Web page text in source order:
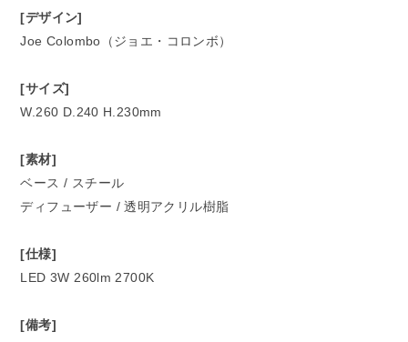
[デザイン]
Joe Colombo（ジョエ・コロンボ）
[サイズ]
W.260 D.240 H.230mm
[素材]
ベース / スチール
ディフューザー / 透明アクリル樹脂
[仕様]
LED 3W 260lm 2700K
[備考]